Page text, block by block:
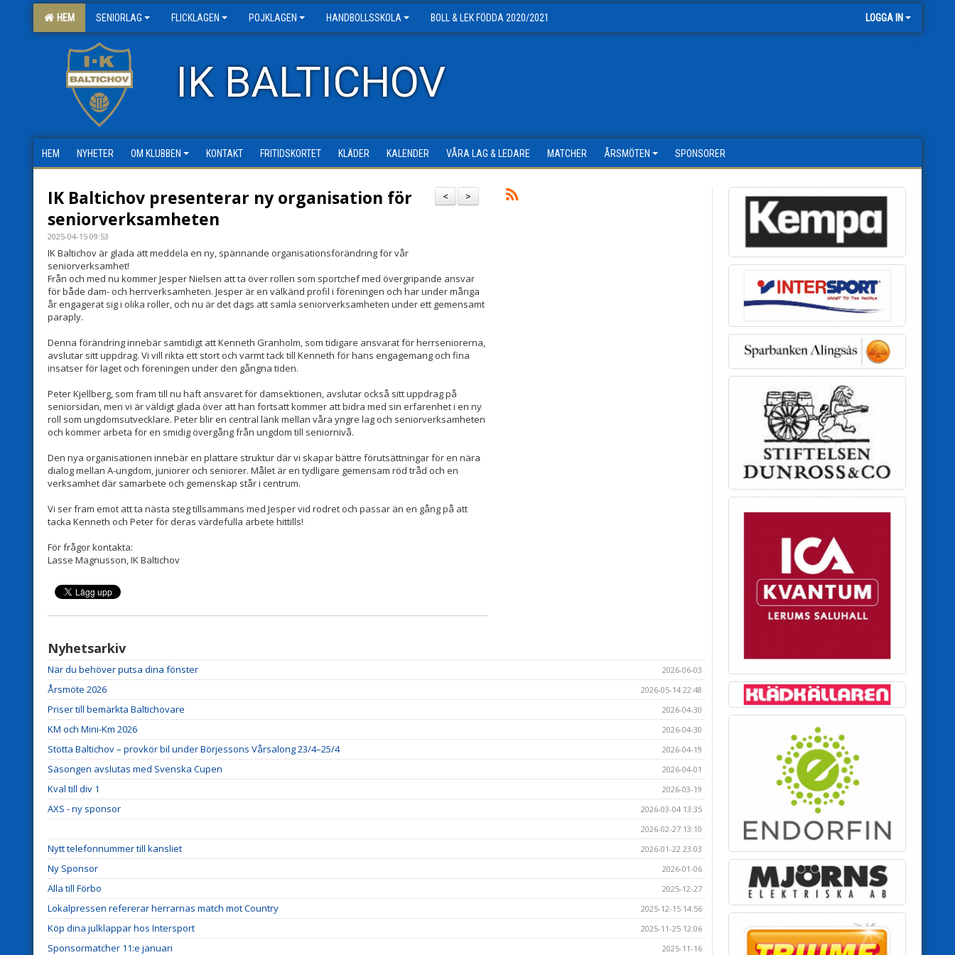
HEM SENIORLAG FLICKLAGEN POJKLAGEN HANDBOLLSSKOLA BOLL & LEK FÖDDA 2020/2021 LOGGA IN
IK BALTICHOV
HEM NYHETER OM KLUBBEN KONTAKT FRITIDSKORTET KLÄDER KALENDER VÅRA LAG & LEDARE MATCHER ÅRSMÖTEN SPONSORER
>
<
IK Baltichov presenterar ny organisation för
seniorverksamheten
2025-04-15 09:53
IK Baltichov är glada att meddela en ny, spännande organisationsförändring för vår
seniorverksamhet!
Från och med nu kommer Jesper Nielsen att ta över rollen som sportchef med övergripande ansvar
för både dam- och herrverksamheten. Jesper är en välkänd profil i föreningen och har under många
år engagerat sig i olika roller, och nu är det dags att samla seniorverksamheten under ett gemensamt
paraply.
Denna förändring innebär samtidigt att Kenneth Granholm, som tidigare ansvarat för herrseniorerna,
avslutar sitt uppdrag. Vi vill rikta ett stort och varmt tack till Kenneth för hans engagemang och fina
insatser för laget och föreningen under den gångna tiden.
Peter Kjellberg, som fram till nu haft ansvaret för damsektionen, avslutar också sitt uppdrag på
seniorsidan, men vi är väldigt glada över att han fortsatt kommer att bidra med sin erfarenhet i en ny
roll som ungdomsutvecklare. Peter blir en central länk mellan våra yngre lag och seniorverksamheten
och kommer arbeta för en smidig övergång från ungdom till seniornivå.
Den nya organisationen innebär en plattare struktur där vi skapar bättre förutsättningar för en nära
dialog mellan A-ungdom, juniorer och seniorer. Målet är en tydligare gemensam röd tråd och en
verksamhet där samarbete och gemenskap står i centrum.
Vi ser fram emot att ta nästa steg tillsammans med Jesper vid rodret och passar än en gång på att
tacka Kenneth och Peter för deras värdefulla arbete hittills!
För frågor kontakta:
Lasse Magnusson, IK Baltichov
Nyhetsarkiv
När du behöver putsa dina fönster 2026-06-03
Årsmöte 2026 2026-05-14 22:48
Priser till bemärkta Baltichovare 2026-04-30
KM och Mini-Km 2026 2026-04-30
Stötta Baltichov – provkör bil under Börjessons Vårsalong 23/4–25/4 2026-04-19
Säsongen avslutas med Svenska Cupen 2026-04-01
Kval till div 1 2026-03-19
AXS - ny sponsor
2026-03-04 13:35
2026-02-27 13:10
Nytt telefonnummer till kansliet 2026-01-22 23:03
Ny Sponsor 2026-01-06
Alla till Förbo 2025-12-27
Lokalpressen refererar herrarnas match mot Country 2025-12-15 14:56
Köp dina julklappar hos Intersport 2025-11-25 12:06
Sponsormatcher 11:e januari 2025-11-16